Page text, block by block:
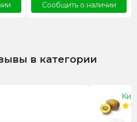
Сообщить о наличии
в категории